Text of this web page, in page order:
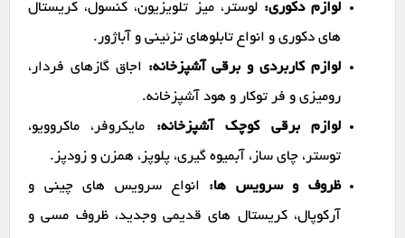
لوازم دکوری: لوستر، میز تلویزیون، کنسول، کریستال
های دکوری و انواع تابلوهای تزئینی و آباژور.
لوازم کاربردی و برقی آشپزخانه: اجاق گازهای فردار،
رومیزی و فر توکار و هود آشپزخانه.
لوازم برقی کوچک آشپزخانه: مایکروفر، ماکروویو،
توستر، چای ساز، آبمیوه گیری، پلوپز، همزن و زودپز.
ظروف و سرویس ها: انواع سرویس های چینی و
آرکوپال، کریستال های قدیمی وجدید، ظروف مسی و